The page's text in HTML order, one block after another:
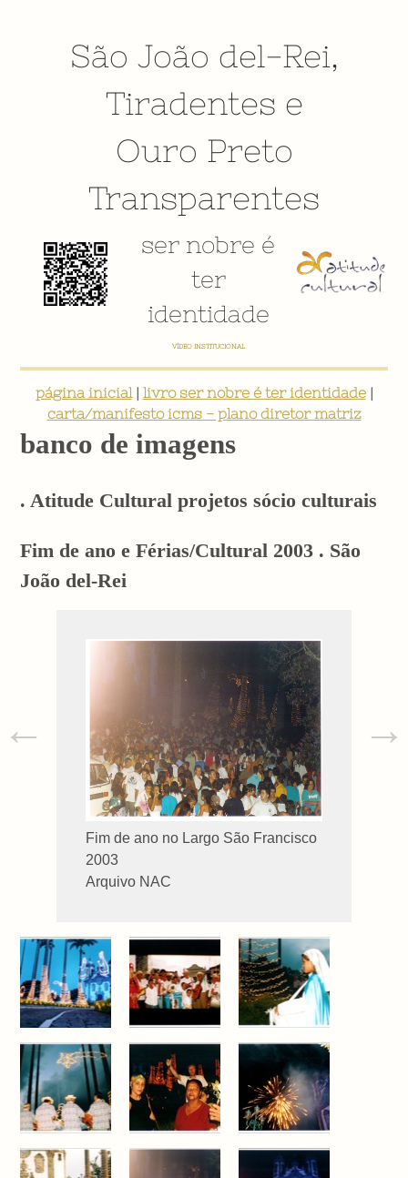
São João del-Rei,
Tiradentes e
Ouro Preto
Transparentes
ser nobre é
ter
identidade
VÍDEO INSTITUCIONAL
página inicial| livro ser nobre é ter identidade|
carta/manifesto icms - plano diretor matriz
banco de imagens
. Atitude Cultural projetos sócio culturais
Fim de ano e Férias/Cultural 2003 . São
João del-Rei
Fim de ano no Largo São Francisco
2003
Arquivo NAC
← →